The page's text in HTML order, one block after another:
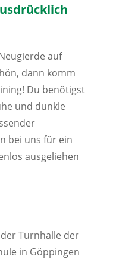
auf
dann komm
Du benötigst
und dunkle
bei uns für ein
ausgeliehen
Turnhalle der
in Göppingen